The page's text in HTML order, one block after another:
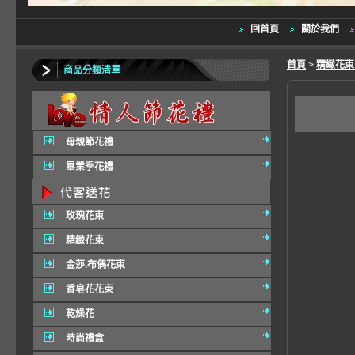
回首頁 關於我們
商品分類清單
母親節花禮
畢業季花禮
玫瑰花束
精緻花束
金莎.布偶花束
香皂花花束
乾燥花
時尚禮盒
首頁 > 精緻花